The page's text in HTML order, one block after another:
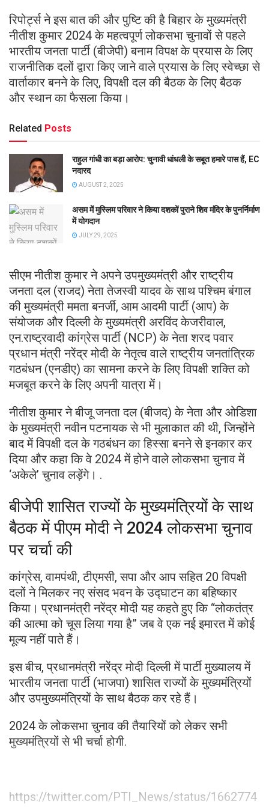
रिपोर्ट्स ने इस बात की और पुष्टि की है बिहार के मुख्यमंत्री
नीतीश कुमार 2024 के महत्वपूर्ण लोकसभा चुनावों से पहले
भारतीय जनता पार्टी (बीजेपी) बनाम विपक्ष के प्रयास के लिए
राजनीतिक दलों द्वारा किए जाने वाले प्रयास के लिए स्वेच्छा से
वार्ताकार बनने के लिए, विपक्षी दल की बैठक के लिए बैठक
और स्थान का फैसला किया।
Related Posts
राहुल गांधी का बड़ा आरोप: चुनावी धांधली के सबूत हमारे पास हैं, EC
नदारद
AUGUST 2, 2025
असम में मुस्लिम परिवार ने किया दशकों पुराने शिव मंदिर के पुनर्निर्माण
में योगदान
JULY 29, 2025
सीएम नीतीश कुमार ने अपने उपमुख्यमंत्री और राष्ट्रीय
जनता दल (राजद) नेता तेजस्वी यादव के साथ पश्चिम बंगाल
की मुख्यमंत्री ममता बनर्जी, आम आदमी पार्टी (आप) के
संयोजक और दिल्ली के मुख्यमंत्री अरविंद केजरीवाल,
एन.राष्ट्रवादी कांग्रेस पार्टी (NCP) के नेता शरद पवार
प्रधान मंत्री नरेंद्र मोदी के नेतृत्व वाले राष्ट्रीय जनतांत्रिक
गठबंधन (एनडीए) का सामना करने के लिए विपक्षी शक्ति को
मजबूत करने के लिए अपनी यात्रा में।
नीतीश कुमार ने बीजू जनता दल (बीजद) के नेता और ओडिशा
के मुख्यमंत्री नवीन पटनायक से भी मुलाकात की थी, जिन्होंने
बाद में विपक्षी दल के गठबंधन का हिस्सा बनने से इनकार कर
दिया और कहा कि वे 2024 में होने वाले लोकसभा चुनाव में
‘अकेले’ चुनाव लड़ेंगे। .
बीजेपी शासित राज्यों के मुख्यमंत्रियों के साथ
बैठक में पीएम मोदी ने 2024 लोकसभा चुनाव
पर चर्चा की
कांग्रेस, वामपंथी, टीएमसी, सपा और आप सहित 20 विपक्षी
दलों ने मिलकर नए संसद भवन के उद्घाटन का बहिष्कार
किया। प्रधानमंत्री नरेंद्र मोदी यह कहते हुए कि “लोकतंत्र
की आत्मा को चूस लिया गया है” जब वे एक नई इमारत में कोई
मूल्य नहीं पाते हैं।
इस बीच, प्रधानमंत्री नरेंद्र मोदी दिल्ली में पार्टी मुख्यालय में
भारतीय जनता पार्टी (भाजपा) शासित राज्यों के मुख्यमंत्रियों
और उपमुख्यमंत्रियों के साथ बैठक कर रहे हैं।
2024 के लोकसभा चुनाव की तैयारियों को लेकर सभी
मुख्यमंत्रियों से भी चर्चा होगी.
https://twitter.com/PTI_News/status/1662774